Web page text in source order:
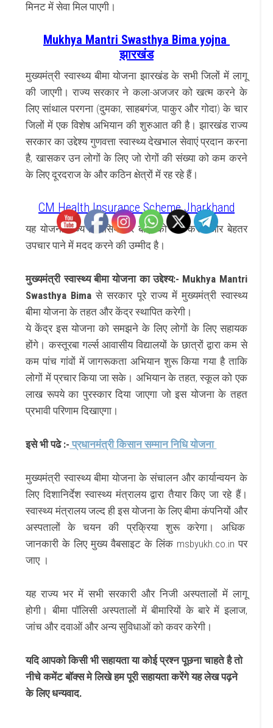
मिनट में सेवा मिल पाएगी।
Mukhya Mantri Swasthya Bima yojna
झारखंड
मुख्यमंत्री स्वास्थ्य बीमा योजना झारखंड के सभी जिलों में लागू
की जाएगी। राज्य सरकार ने कला-अजजर को खत्म करने के
लिए सांथाल परगना (दुमका, साहबगंज, पाकुर और गोदा) के चार
जिलों में एक विशेष अभियान की शुरुआत की है।झारखंड राज्य
सरकार का उद्देश्य गुणवत्ता स्वास्थ्य देखभाल सेवाएं प्रदान करना
है, खासकर उन लोगों के लिए जो रोगों की संख्या को कम करने
के लिए दूरदराज के और कठिन क्षेत्रों में रह रहे हैं।
CM Health Insurance Scheme Jharkhand
यह योजना राज्य निवासियों पर बोझ को कम करने और बेहतर
उपचार पाने में मदद करने की उम्मीद है।
मुख्यमंत्री स्वास्थ्य बीमा योजना का उद्देश्य:- Mukhya Mantri
Swasthya Bima सेसरकार पूरे राज्य में मुख्यमंत्री स्वास्थ्य
बीमा योजना के तहत और केंद्र स्थापित करेगी।
ये केंद्र इस योजना को समझने के लिए लोगों के लिए सहायक
होंगे।कस्तूरबा गर्ल्स आवासीय विद्यालयों के छात्रों द्वारा कम से
कम पांच गांवों में जागरूकता अभियान शुरू किया गया है ताकि
लोगों में प्रचार किया जा सके। अभियान के तहत, स्कूल को एक
लाख रूपये का पुरस्कार दिया जाएगा जो इस योजना के तहत
प्रभावी परिणाम दिखाएगा।
इसे भी पढे :- प्रधानमंत्री किसान सम्मान निधि योजना
मुख्यमंत्री स्वास्थ्य बीमा योजना के संचालन और कार्यान्वयन के
लिए दिशानिर्देश स्वास्थ्य मंत्रालय द्वारा तैयार किए जा रहे हैं।
स्वास्थ्य मंत्रालय जल्द ही इस योजना के लिए बीमा कंपनियों और
अस्पतालों के चयन की प्रक्रिया शुरू करेगा। अधिक
जानकारी के लिए मुख्य वैबसाइट के लिंक msbyukh.co.in पर
जाए ।
यह राज्य भर में सभी सरकारी और निजी अस्पतालों में लागू
होगी। बीमा पॉलिसी अस्पतालों में बीमारियों के बारे में इलाज,
जांच और दवाओं और अन्य सुविधाओं को कवर करेगी।
यदि आपको किसी भी सहायता या कोई प्रश्न पूछना चाहते है तो
नीचे कमेंट बॉक्स मे लिखे हम पूरी सहायता करेंगे यह लेख पढ़ने
के लिए धन्यवाद.